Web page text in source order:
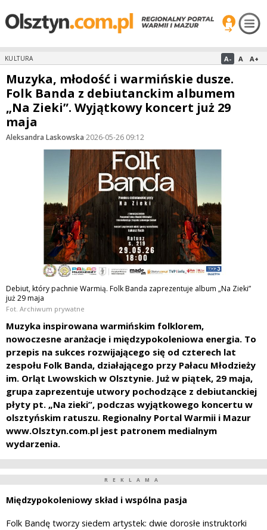
KULTURA A- A A+
Muzyka, młodość i warmińskie dusze.
Folk Banda z debiutanckim albumem
„Na Zieki”. Wyjątkowy koncert już 29
maja
Aleksandra Laskowska·2026-05-26 09:12
Debiut, który pachnie Warmią. Folk Banda zaprezentuje album „Na Zieki”
już 29 maja
Fot. Archiwum prywatne
Muzyka inspirowana warmińskim folklorem,
nowoczesne aranżacje i międzypokoleniowa energia. To
przepis na sukces rozwijającego się od czterech lat
zespołu Folk Banda, działającego przy Pałacu Młodzieży
im. Orląt Lwowskich w Olsztynie. Już w piątek, 29 maja,
grupa zaprezentuje utwory pochodzące z debiutanckiej
płyty pt. „Na zieki”, podczas wyjątkowego koncertu w
olsztyńskim ratuszu. Regionalny Portal Warmii i Mazur
www.Olsztyn.com.pl jest patronem medialnym
wydarzenia.
REKLAMA
Międzypokoleniowy skład i wspólna pasja
Folk Bandę tworzy siedem artystek: dwie dorosłe instruktorki